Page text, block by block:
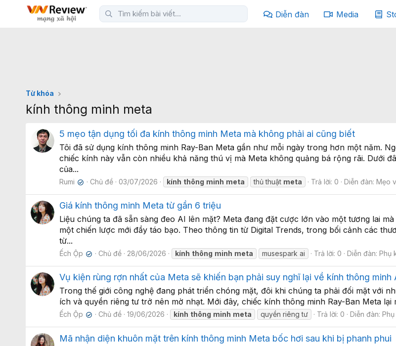
Diễn đàn Media
Từ khóa
kính thông minh meta
5 mẹo tận dụng tối đa kính thông minh Meta mà không phải ai cũng biết
Tôi đã sử dụng kính thông minh Ray-Ban Meta gần như mỗi ngày trong hơn một năm.
chiếc kính này vẫn còn nhiều khả năng thú vị mà Meta không quảng bá rộng rãi. Dưới
của...
Rumi ✔ Chủ đề 03/07/2026 kính thông minh meta thủ thuật meta Trả lời: 0 Diễn đàn:Mẹo
Giá kính thông minh Meta từ gần 6 triệu
Liệu chúng ta đã sẵn sàng đeo AI lên mặt? Meta đang đặt cược lớn vào một tương lai
một chiến lược mới đầy táo bạo. Theo thông tin từ Digital Trends, trong bối cảnh các
từ...
Ếch Ộp ✔ Chủ đề 28/06/2026 kính thông minh meta musespark ai Trả lời: 0 Diễn đàn:Phụ
Vụ kiện rùng rợn nhất của Meta sẽ khiến bạn phải suy nghĩ lại về kính thông minh
Trong thế giới công nghệ đang phát triển chóng mặt, đôi khi chúng ta phải đối mặt với
ích và quyền riêng tư trở nên mờ nhạt. Mới đây, chiếc kính thông minh Ray-Ban Meta
Ếch Ộp ✔ Chủ đề 19/06/2026 kính thông minh meta quyền riêng tư Trả lời: 0 Diễn đàn:
Mã nhận diện khuôn mặt trên kính thông minh Meta bốc hơi sau khi bị phanh phui